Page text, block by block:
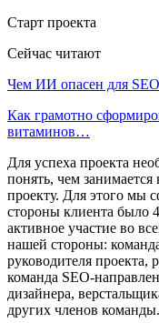
Старт проекта
Сейчас читают
Чем ИИ опасен для SEO
Как грамотно
витаминов…
Для успеха проекта
понять, чем
проекту. Для этого мы
стороны клиента было
активное участие во
нашей стороны:
руководителя проекта,
команда SEO-
дизайнера,
других членов команды.